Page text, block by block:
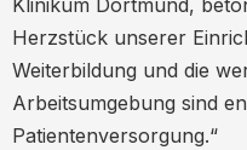
Klinikum Dortmund,
Herzstück unserer
Weiterbildung und die
Arbeitsumgebung sind
Patientenversorgung.“